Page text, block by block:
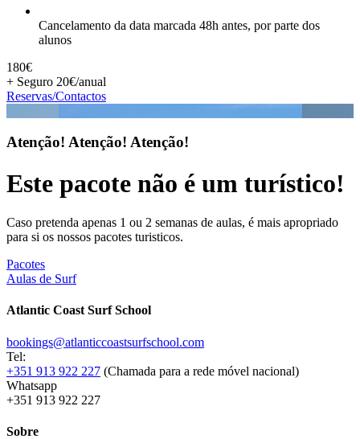
Cancelamento da data marcada 48h antes, por parte dos
alunos
180€
+ Seguro 20€/anual
Reservas/Contactos
Atenção! Atenção! Atenção!
Este pacote não é um turístico!
Caso pretenda apenas 1 ou 2 semanas de aulas, é mais apropriado
para si os nossos pacotes turisticos.
Pacotes
Aulas de Surf
Atlantic Coast Surf School
bookings@atlanticcoastsurfschool.com
Tel:
+351 913 922 227 (Chamada para a rede móvel nacional)
Whatsapp
+351 913 922 227
Sobre